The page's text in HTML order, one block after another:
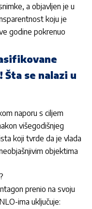
a objavljen je u
koju je
godine pokrenuo
se nalazi u
naporu s ciljem
višegodišnjeg
koji tvrde da je vlada
objektima
prenio na svoju
ima uključuje: